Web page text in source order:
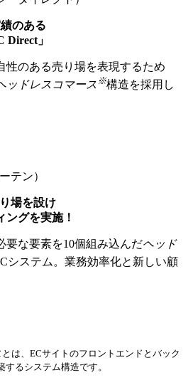
のある
Direct」
性のある売り場を表現するため
ッドレスコマース ※構造を採用し
場を設け
ングを実施！
要な要素を10個組み込んだヘッド
システム。業務効率化と新しい顧
とは、ECサイトのフロントエンドとバック
るシステム構造です。